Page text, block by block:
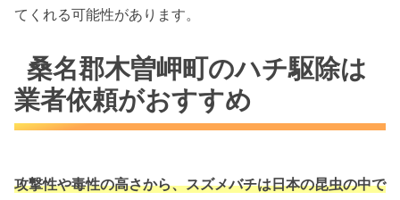
てくれる可能性があります。
桑名郡木曽岬町のハチ駆除は
業者依頼がおすすめ
攻撃性や毒性の高さから、スズメバチは日本の昆虫の中で